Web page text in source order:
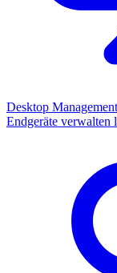
Desktop Management
Endgeräte verwalten